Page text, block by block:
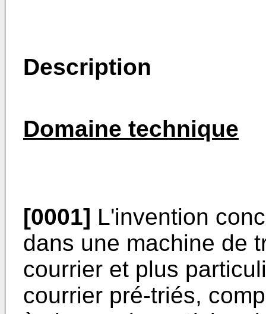
Description
Domaine technique
[0001] L'invention
dans une machine de
courrier et plus
courrier pré-triés,